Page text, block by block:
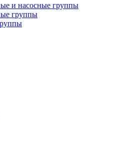
и насосные группы
группы